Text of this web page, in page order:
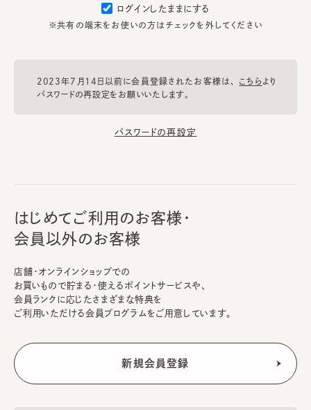
ログインしたままにする
※共有の端末をお使いの方はチェックを外してください
2023年7月14日以前に会員登録されたお客様は、 こちらより
パスワードの再設定をお願いいたします。
パスワードの再設定
はじめてご利用のお客様・
会員以外のお客様
店舗・オンラインショップでの
お買いもので貯まる・使えるポイントサービスや、
会員ランクに応じたさまざまな特典を
ご利用いただける会員プログラムをご用意しています。